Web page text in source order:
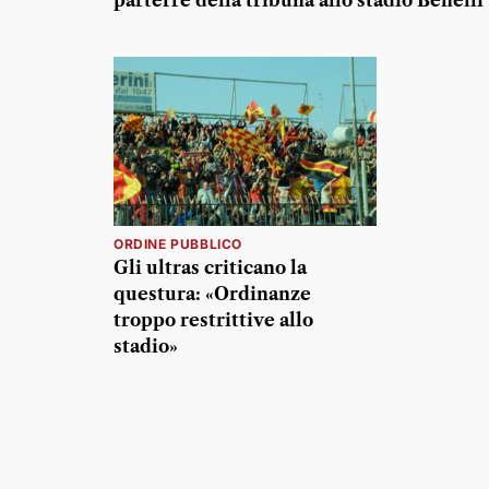
ORDINE PUBBLICO
Gli ultras criticano la
questura: «Ordinanze
troppo restrittive allo
stadio»